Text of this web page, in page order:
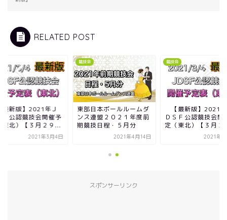
RELATED POST
東部日本ボールルームダ
ンス連盟２０２１年度前
期競技日程・５月分
2021年4月14日
競技会
【最新版】2021年Ｊ
ＤＳＦ公認競技会開催予
定（東北）【３月２９...
2021年3月4日
競技会
東部日本ボール
ンス連盟２０２
期競技日程・５
スポンサーリンク